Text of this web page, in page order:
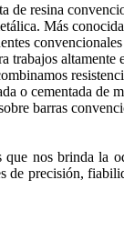
de resina
Más
convencionales
trabajos altamente
o cementada de
barras
nos brinda la
de precisión,